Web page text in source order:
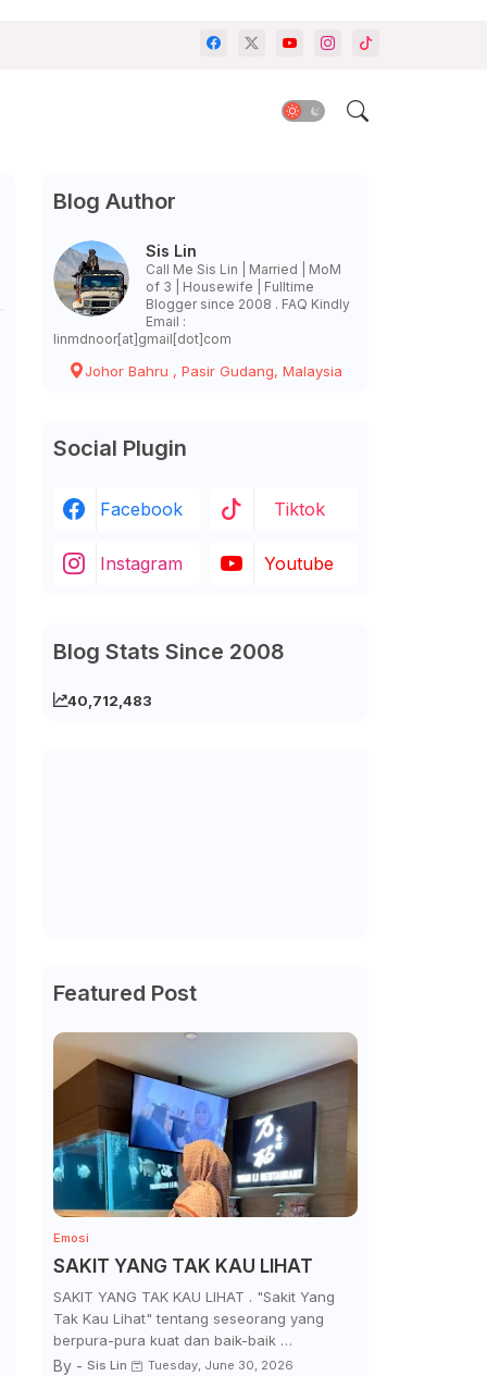
Blog Author
Sis Lin
Call Me Sis Lin | Married | MoM
of 3 | Housewife | Fulltime
Blogger since 2008 . FAQ Kindly
Email :
linmdnoor[at]gmail[dot]com
Johor Bahru , Pasir Gudang, Malaysia
Social Plugin
Facebook Tiktok
Instagram Youtube
Blog Stats Since 2008
40,712,483
Featured Post
Emosi
SAKIT YANG TAK KAU LIHAT
SAKIT YANG TAK KAU LIHAT . "Sakit Yang
Tak Kau Lihat" tentang seseorang yang
berpura-pura kuat dan baik-baik …
By - Sis Lin Tuesday, June 30, 2026